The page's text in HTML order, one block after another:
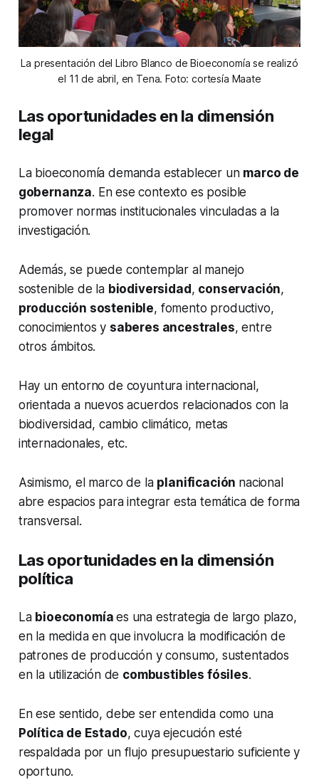
La presentación del Libro Blanco de Bioeconomía se realizó
el 11 de abril, en Tena. Foto: cortesía Maate
Las oportunidades en la dimensión
legal
La bioeconomía demanda establecer un marco de
gobernanza. En ese contexto es posible
promover normas institucionales vinculadas a la
investigación.
Además, se puede contemplar al manejo
sostenible de la biodiversidad , conservación,
producción sostenible, fomento productivo,
conocimientos y saberes ancestrales, entre
otros ámbitos.
Hay un entorno de coyuntura internacional,
orientada a nuevos acuerdos relacionados con la
biodiversidad, cambio climático, metas
internacionales, etc.
Asimismo, el marco de la planificación nacional
abre espacios para integrar esta temática de forma
transversal.
Las oportunidades en la dimensión
política
La bioeconomíaes una estrategia de largo plazo,
en la medida en que involucra la modificación de
patrones de producción y consumo, sustentados
en la utilización de combustibles fósiles.
En ese sentido, debe ser entendida como una
Política de Estado, cuya ejecución esté
respaldada por un flujo presupuestario suficiente y
oportuno.